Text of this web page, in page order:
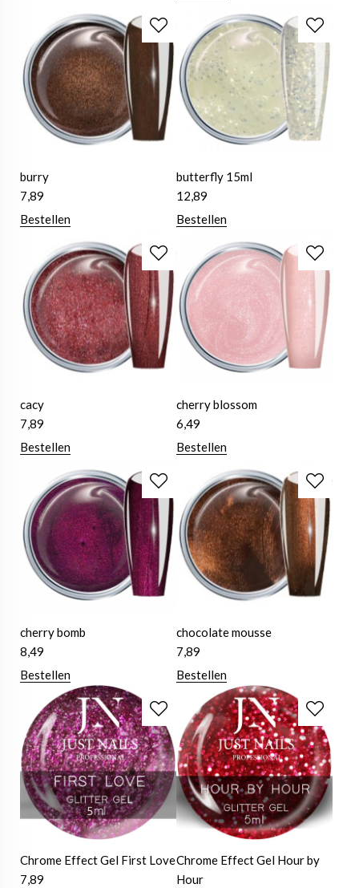
burry
7,89
Bestellen
butterfly 15ml
12,89
Bestellen
cacy
7,89
Bestellen
cherry blossom
6,49
Bestellen
cherry bomb
8,49
Bestellen
chocolate mousse
7,89
Bestellen
Chrome Effect Gel First Love
7,89
Chrome Effect Gel Hour by
Hour